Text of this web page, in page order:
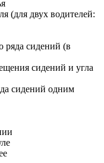
(для двух водителей:
ряда сидений (в
сидений и угла
сидений одним